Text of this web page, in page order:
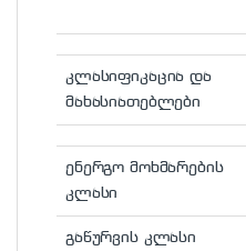
კლასიფიკაცია და
მახასიათებლები
ენერგო მოხმარების
კლასი
გაწურვის კლასი